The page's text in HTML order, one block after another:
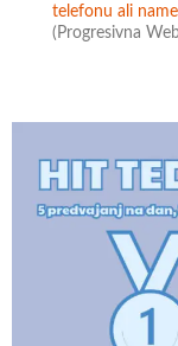
telefonu ali
(Progresivna